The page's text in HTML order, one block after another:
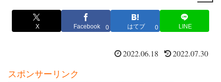
X Facebook 0 はてブ 0 LINE
2022.06.18 2022.07.30
スポンサーリンク